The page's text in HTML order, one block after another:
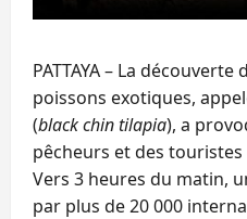
PATTAYA – La
poissons exotiques,
(black chin tilapia), a
pêcheurs et des
Vers 3 heures du matin,
par plus de 20 000